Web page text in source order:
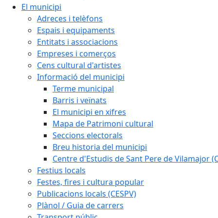
El municipi
Adreces i telèfons
Espais i equipaments
Entitats i associacions
Empreses i comerços
Cens cultural d'artistes
Informació del municipi
Terme municipal
Barris i veïnats
El municipi en xifres
Mapa de Patrimoni cultural
Seccions electorals
Breu historia del municipi
Centre d'Estudis de Sant Pere de Vilamajor
Festius locals
Festes, fires i cultura popular
Publicacions locals (CESPV)
Plànol / Guia de carrers